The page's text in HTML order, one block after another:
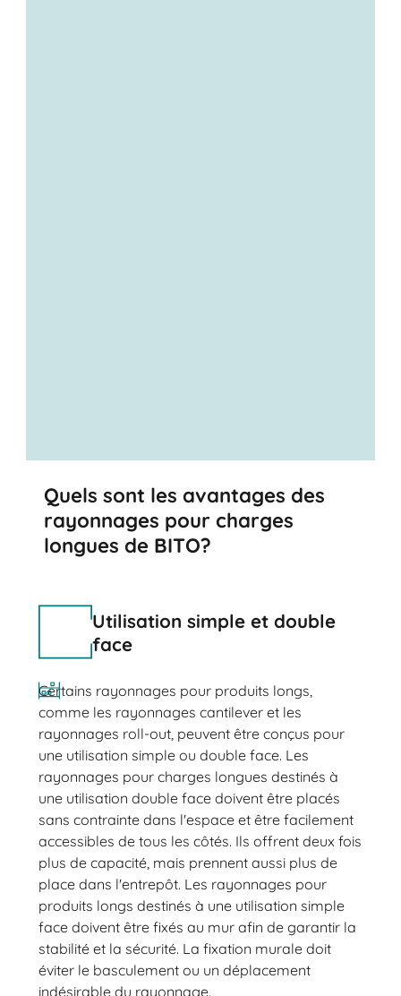
Quels sont les avantages des
rayonnages pour charges
longues de BITO?
Utilisation simple et double
face
Certains rayonnages pour produits longs,
comme les rayonnages cantilever et les
rayonnages roll-out, peuvent être conçus pour
une utilisation simple ou double face. Les
rayonnages pour charges longues destinés à
une utilisation double face doivent être placés
sans contrainte dans l'espace et être facilement
accessibles de tous les côtés. Ils offrent deux fois
plus de capacité, mais prennent aussi plus de
place dans l'entrepôt. Les rayonnages pour
produits longs destinés à une utilisation simple
face doivent être fixés au mur afin de garantir la
stabilité et la sécurité. La fixation murale doit
éviter le basculement ou un déplacement
indésirable du rayonnage.